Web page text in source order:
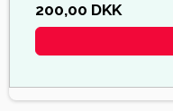
200,00 DKK